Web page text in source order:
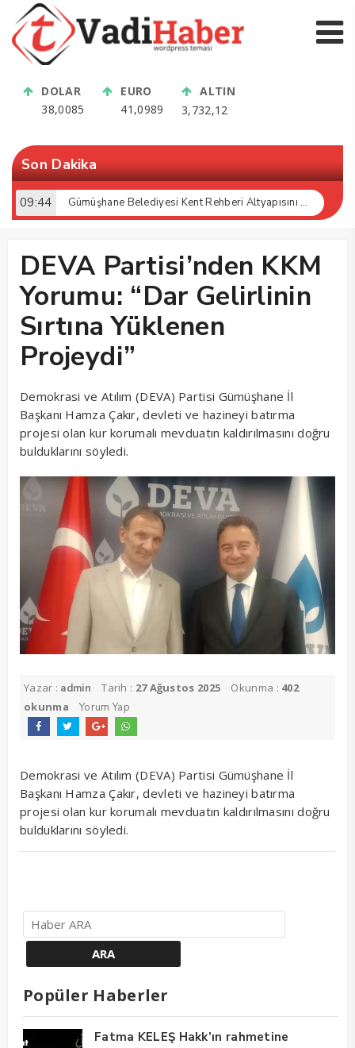
DOLAR
38,0085
EURO
41,0989
ALTIN
3,732,12
Son Dakika
09:44 Gümüşhane Belediyesi Kent Rehberi Altyapısını Dijital Ruhsat Bilgi Sistemi ile Güçlendirdi
DEVA Partisi’nden KKM
Yorumu: “Dar Gelirlinin
Sırtına Yüklenen
Projeydi”
Demokrasi ve Atılım (DEVA) Partisi Gümüşhane İl
Başkanı Hamza Çakır, devleti ve hazineyi batırma
projesi olan kur korumalı mevduatın kaldırılmasını doğru
bulduklarını söyledi.
Yazar : admin Tarih : 27 Ağustos 2025 Okunma : 402
okunma
Yorum Yap
Demokrasi ve Atılım (DEVA) Partisi Gümüşhane İl
Başkanı Hamza Çakır, devleti ve hazineyi batırma
projesi olan kur korumalı mevduatın kaldırılmasını doğru
bulduklarını söyledi.
Popüler Haberler
Fatma KELEŞ Hakk’ın rahmetine